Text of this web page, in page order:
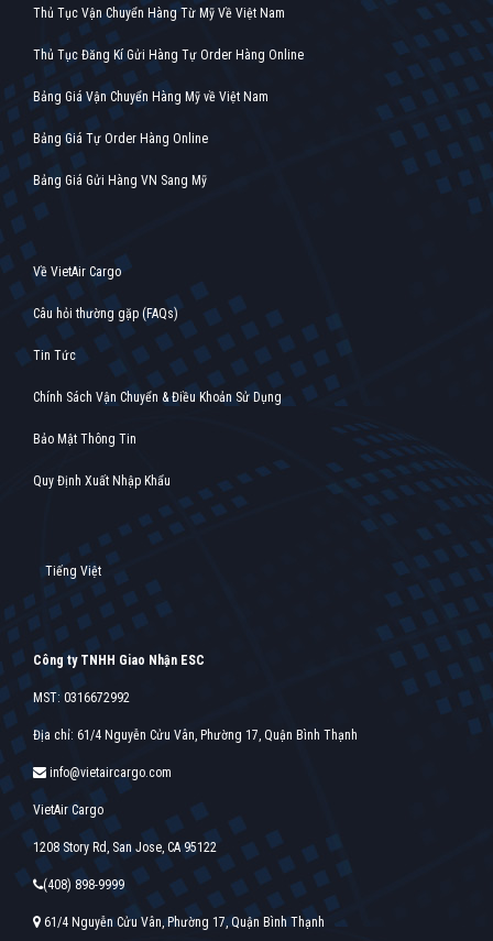
Thủ Tục Vận Chuyển Hàng Từ Mỹ Về Việt Nam
Thủ Tục Đăng Kí Gửi Hàng Tự Order Hàng Online
Bảng Giá Vận Chuyển Hàng Mỹ về Việt Nam
Bảng Giá Tự Order Hàng Online
Bảng Giá Gửi Hàng VN Sang Mỹ
Về VietAir Cargo
Câu hỏi thường gặp (FAQs)
Tin Tức
Chính Sách Vận Chuyển & Điều Khoản Sử Dụng
Bảo Mật Thông Tin
Quy Định Xuất Nhập Khẩu
Tiếng Việt
Công ty TNHH Giao Nhận ESC
MST: 0316672992
Địa chỉ: 61/4 Nguyễn Cửu Vân, Phường 17, Quận Bình Thạnh
info@vietaircargo.com
VietAir Cargo
1208 Story Rd, San Jose, CA 95122
(408) 898-9999
61/4 Nguyễn Cửu Vân, Phường 17, Quận Bình Thạnh